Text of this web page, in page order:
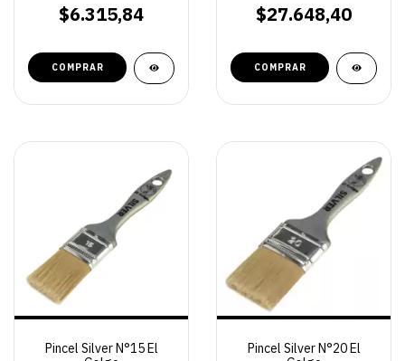
$6.315,84
Profesionales para
Resinas, Masillas y Yeso
$27.648,40
Pincel Silver N°15 El
Pincel Silver N°20 El